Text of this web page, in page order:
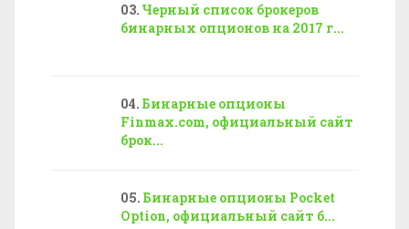
Черный список брокеров
бинарных опционов на 2017 г...
Бинарные опционы
Finmax.com, официальный сайт
брок...
Бинарные опционы Pocket
Option, официальный сайт б...